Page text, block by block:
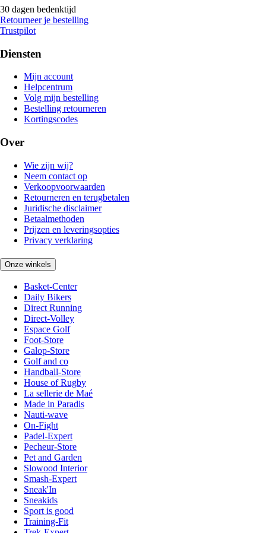
30 dagen bedenktijd
Retourneer je bestelling
Trustpilot
Diensten
Mijn account
Helpcentrum
Volg mijn bestelling
Bestelling retourneren
Kortingscodes
Over
Wie zijn wij?
Neem contact op
Verkoopvoorwaarden
Retourneren en terugbetalen
Juridische disclaimer
Betaalmethoden
Prijzen en leveringsopties
Privacy verklaring
Onze winkels
Basket-Center
Daily Bikers
Direct Running
Direct-Volley
Espace Golf
Foot-Store
Galop-Store
Golf and co
Handball-Store
House of Rugby
La sellerie de Maé
Made in Paradis
Nauti-wave
On-Fight
Padel-Expert
Pecheur-Store
Pet and Garden
Slowood Interior
Smash-Expert
Sneak'In
Sneakids
Sport is good
Training-Fit